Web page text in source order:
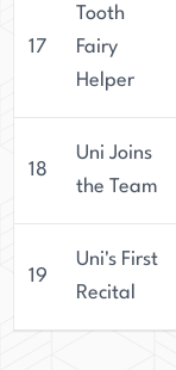
17
Tooth
Fairy
Helper
18
Uni Joins
the Team
19
Uni's First
Recital